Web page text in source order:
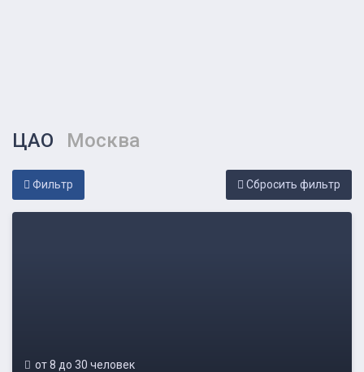
ЦАО Москва
Фильтр Cбросить фильтр
от 8 до 30 человек